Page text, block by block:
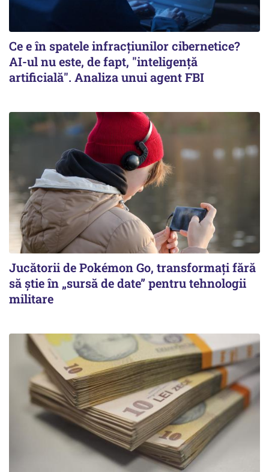
Ce e în spatele infracţiunilor cibernetice?
AI-ul nu este, de fapt, "inteligenţă
artificială". Analiza unui agent FBI
Jucătorii de Pokémon Go, transformați fără
să știe în „sursă de date” pentru tehnologii
militare